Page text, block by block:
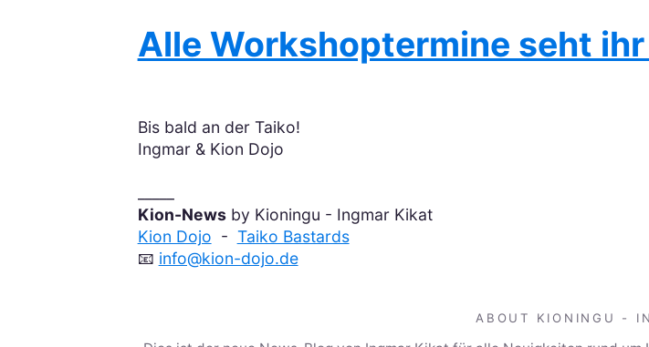
Alle Workshoptermine seht
Bis bald an der Taiko!
Ingmar & Kion Dojo
Kion-Newsby Kioningu - Ingmar Kikat
Kion Dojo - Taiko Bastards
📧 info@kion-dojo.de
ABOUT KIONINGU -